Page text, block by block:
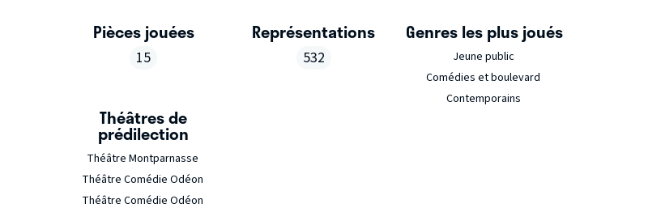
Pièces jouées
15
Représentations
532
Genres les plus joués
Jeune public
Comédies et boulevard
Contemporains
Théâtres de
prédilection
Théâtre Montparnasse
Théâtre Comédie Odéon
Théâtre Comédie Odéon